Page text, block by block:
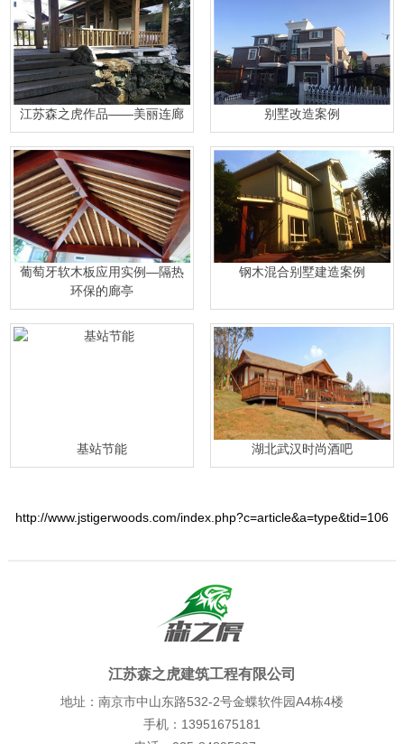
江苏森之虎作品——美丽连廊 别墅改造案例
葡萄牙软木板应用实例—隔热
环保的廊亭
钢木混合别墅建造案例
基站节能 湖北武汉时尚酒吧
http://www.jstigerwoods.com/index.php?c=article&a=type&tid=106
江苏森之虎建筑工程有限公司
地址：南京市中山东路532-2号金蝶软件园A4栋4楼
手机：13951675181